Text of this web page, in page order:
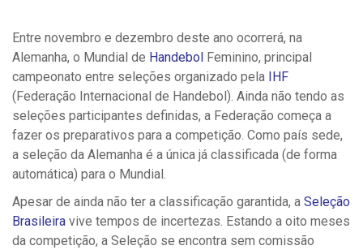
Entre novembro e dezembro deste ano ocorrerá, na
Alemanha, o Mundial de Handebol
Feminino, principal
campeonato entre seleções organizado pela
IHF
(Federação Internacional de Handebol). Ainda não tendo as
seleções participantes definidas, a Federação começa a
fazer os preparativos para a competição. Como país sede,
a seleção da Alemanha é a única já classificada (de forma
automática) para o Mundial.
Apesar de ainda não ter a classificação garantida, a Seleção
Brasileira vive tempos de incertezas. Estando a oito meses
da competição, a Seleção se encontra sem comissão